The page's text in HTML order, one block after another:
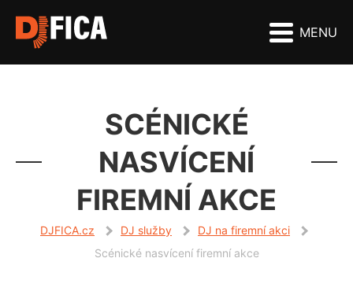
MENU
SCÉNICKÉ
NASVÍCENÍ
FIREMNÍ AKCE
DJFICA.cz DJ služby
DJ na firemní akci
Scénické nasvícení firemní akce